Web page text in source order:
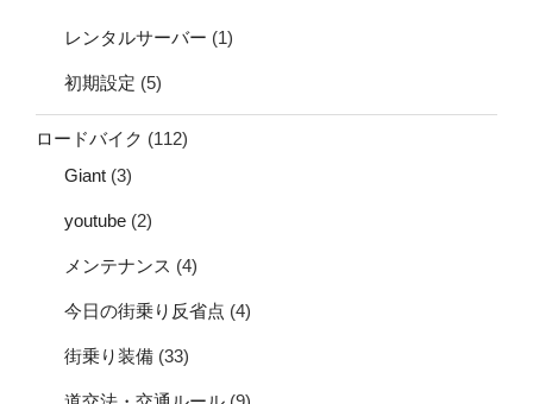
レンタルサーバー (1)
初期設定 (5)
ロードバイク (112)
Giant (3)
youtube (2)
メンテナンス (4)
今日の街乗り反省点 (4)
街乗り装備 (33)